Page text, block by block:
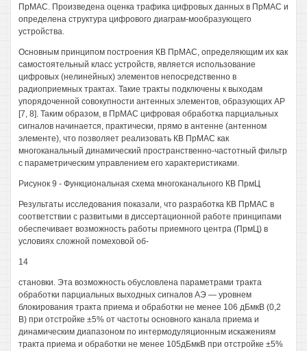
ПрМАС. Произведена оценка трафика цифровых данных в ПрМАС и
определена структура цифрового диаграм-мообразующего
устройства.
Основным принципом построения КВ ПрМАС, определяющим их как
самостоятельный класс устройств, является использование
цифровых (нелинейных) элементов непосредственно в
радиоприемных трактах. Такие тракты подключены к выходам
упорядоченной совокупности антенных элементов, образующих АР
[7, 8]. Таким образом, в ПрМАС цифровая обработка парциальных
сигналов начинается, практически, прямо в антенне (антенном
элементе), что позволяет реализовать КВ ПрМАС как
многоканальный динамический пространственно-частотный фильтр
с параметрическим управлением его характеристиками.
Рисунок 9 - Функциональная схема многоканального КВ ПрмЦ
Результаты исследования показали, что разработка КВ ПрМАС в
соответствии с развитыми в диссертационной работе принципами
обеспечивает возможность работы приемного центра (ПрмЦ) в
условиях сложной помеховой об-
14
становки. Эта возможность обусловлена параметрами тракта
обработки парциальных выходных сигналов АЭ — уровнем
блокирования тракта приема и обработки не менее 106 дБмкВ (0,2
В) при отстройке ±5% от частоты основного канала приема и
динамическим диапазоном по интермодуляционным искажениям
тракта приема и обработки не менее 105дБмкВ при отстройке ±5%